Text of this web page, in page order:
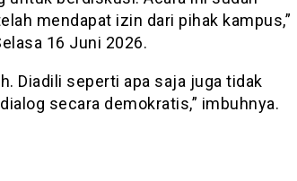
mendapat izin dari pihak kampus,”
16 Juni 2026.
Diadili seperti apa saja juga tidak
secara demokratis,” imbuhnya.